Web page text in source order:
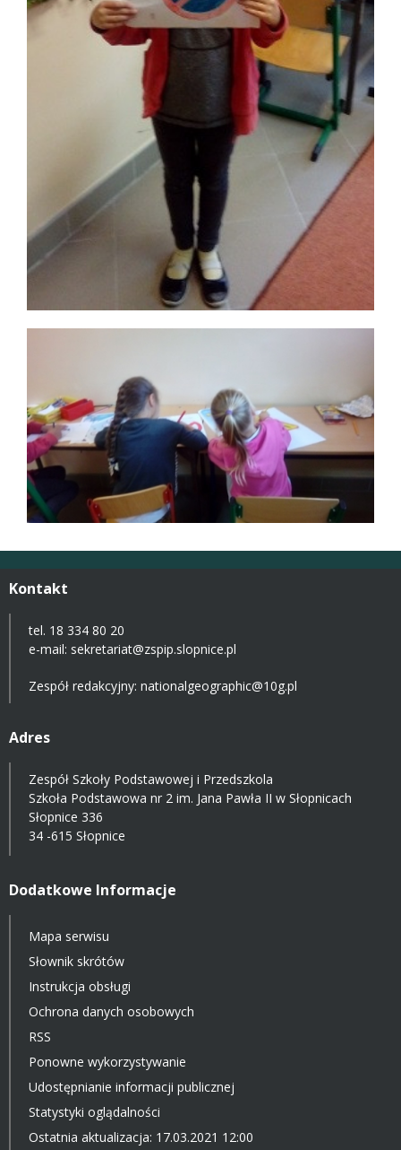
Kontakt
tel. 18 334 80 20
e-mail: sekretariat@zspip.slopnice.pl
Zespół redakcyjny: nationalgeographic@10g.pl
Adres
Zespół Szkoły Podstawowej i Przedszkola
Szkoła Podstawowa nr 2 im. Jana Pawła II w Słopnicach
Słopnice 336
34 -615 Słopnice
Dodatkowe Informacje
Mapa serwisu
Słownik skrótów
Instrukcja obsługi
Ochrona danych osobowych
RSS
Ponowne wykorzystywanie
Udostępnianie informacji publicznej
Statystyki oglądalności
Ostatnia aktualizacja: 17.03.2021 12:00